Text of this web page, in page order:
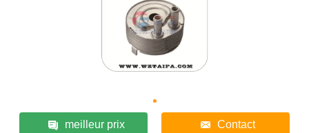
meilleur prix Contact